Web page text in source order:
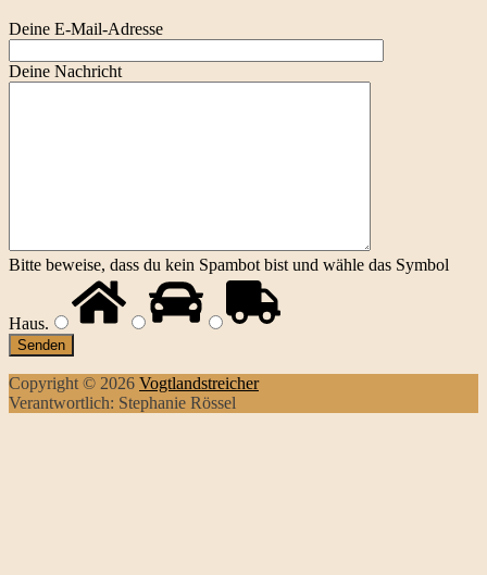
Deine E-Mail-Adresse
Deine Nachricht
Bitte beweise, dass du kein Spambot bist und wähle das Symbol
Haus.
Copyright © 2026 Vogtlandstreicher
Verantwortlich: Stephanie Rössel